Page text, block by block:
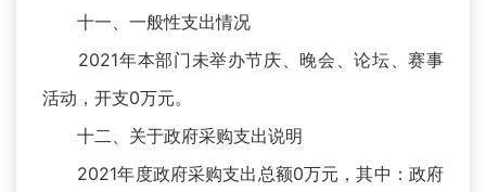
十一、一般性支出情况
2021年本部门未举办节庆、晚会、论坛、赛事
活动，开支0万元。
十二、关于政府采购支出说明
2021年度政府采购支出总额0万元，其中：政府